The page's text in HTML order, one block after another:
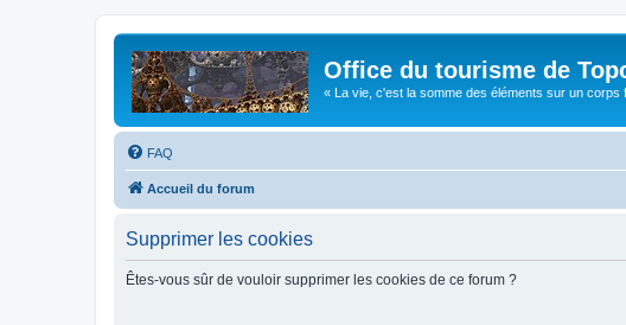
Office du tourisme de
« La vie, c'est la somme des éléments sur un corps
FAQ
Accueil du forum
Supprimer les cookies
Êtes-vous sûr de vouloir supprimer les cookies de ce forum ?